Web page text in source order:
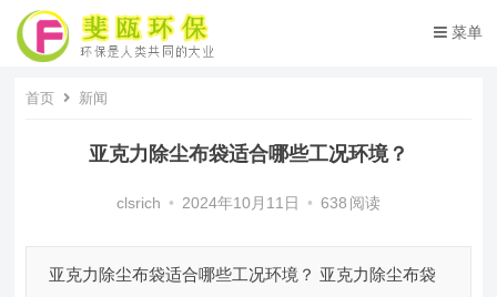
菜单
首页 新闻
亚克力除尘布袋适合哪些工况环境？
clsrich • 2024年10月11日 • 638 阅读
亚克力除尘布袋适合哪些工况环境？ 亚克力除尘布袋